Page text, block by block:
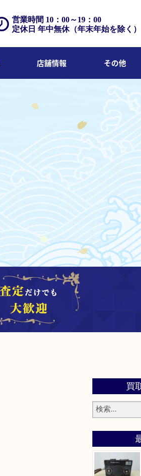
営業時間 10：00～19：00
定休日 年中無休（年末年始を除く）
店舗情報 その他
買